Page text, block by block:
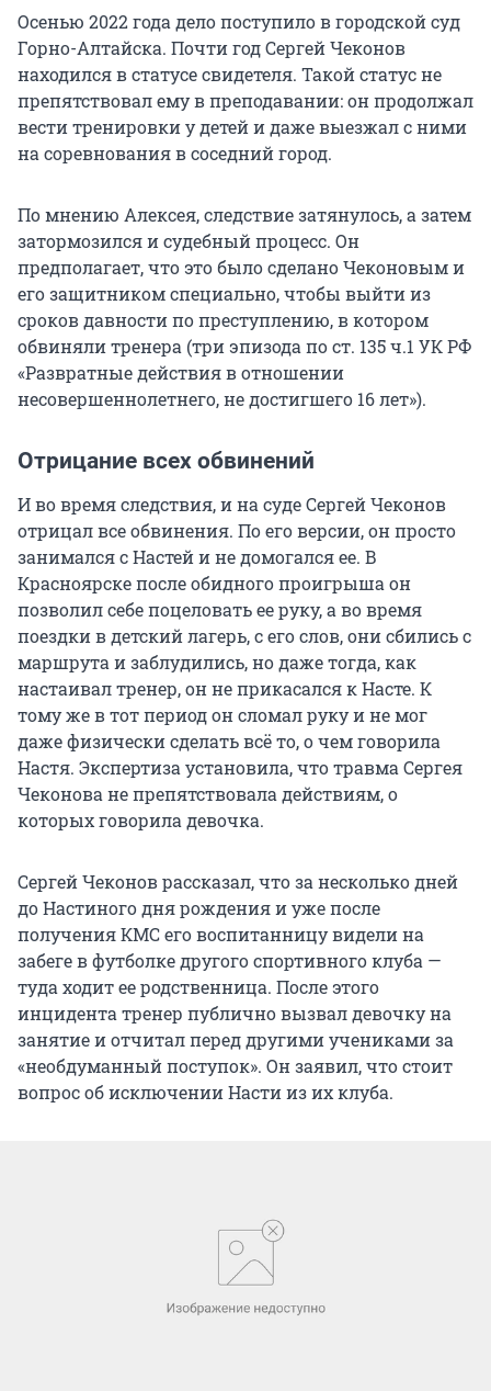
Осенью 2022 года дело поступило в городской суд
Горно-Алтайска. Почти год Сергей Чеконов
находился в статусе свидетеля. Такой статус не
препятствовал ему в преподавании: он продолжал
вести тренировки у детей и даже выезжал с ними
на соревнования в соседний город.
По мнению Алексея, следствие затянулось, а затем
затормозился и судебный процесс. Он
предполагает, что это было сделано Чеконовым и
его защитником специально, чтобы выйти из
сроков давности по преступлению, в котором
обвиняли тренера (три эпизода по ст. 135 ч.1 УК РФ
«Развратные действия в отношении
несовершеннолетнего, не достигшего 16 лет»).
Отрицание всех обвинений
И во время следствия, и на суде Сергей Чеконов
отрицал все обвинения. По его версии, он просто
занимался с Настей и не домогался ее. В
Красноярске после обидного проигрыша он
позволил себе поцеловать ее руку, а во время
поездки в детский лагерь, с его слов, они сбились с
маршрута и заблудились, но даже тогда, как
настаивал тренер, он не прикасался к Насте. К
тому же в тот период он сломал руку и не мог
даже физически сделать всё то, о чем говорила
Настя. Экспертиза установила, что травма Сергея
Чеконова не препятствовала действиям, о
которых говорила девочка.
Сергей Чеконов рассказал, что за несколько дней
до Настиного дня рождения и уже после
получения КМС его воспитанницу видели на
забеге в футболке другого спортивного клуба —
туда ходит ее родственница. После этого
инцидента тренер публично вызвал девочку на
занятие и отчитал перед другими учениками за
«необдуманный поступок». Он заявил, что стоит
вопрос об исключении Насти из их клуба.